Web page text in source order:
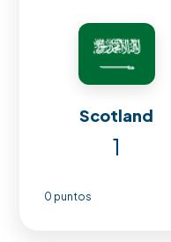
Scotland
1
0 puntos